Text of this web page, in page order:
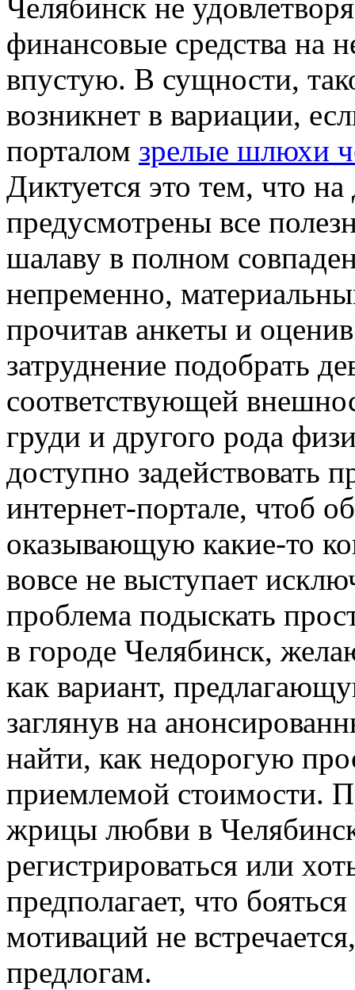
Челябинск не
финансовые средства на
впустую. В сущности,
возникнет в вариации,
порталом зрелые шлюхи
Диктуется это тем, что
предусмотрены все
шалаву в полном
непременно,
прочитав анкеты и
затруднение подобрать
соответствующей
груди и другого рода
доступно задействовать
интернет-портале, чтоб
оказывающую какие-то
вовсе не выступает
проблема подыскать
в городе Челябинск,
как вариант,
заглянув на
найти, как недорогую
приемлемой стоимости.
жрицы любви в
регистрироваться или
предполагает, что
мотиваций не
предлогам.